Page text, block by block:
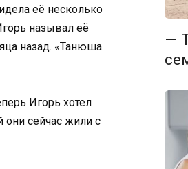
её несколько
называл её
назад. «Танюша.
Игорь хотел
они сейчас жили с
—